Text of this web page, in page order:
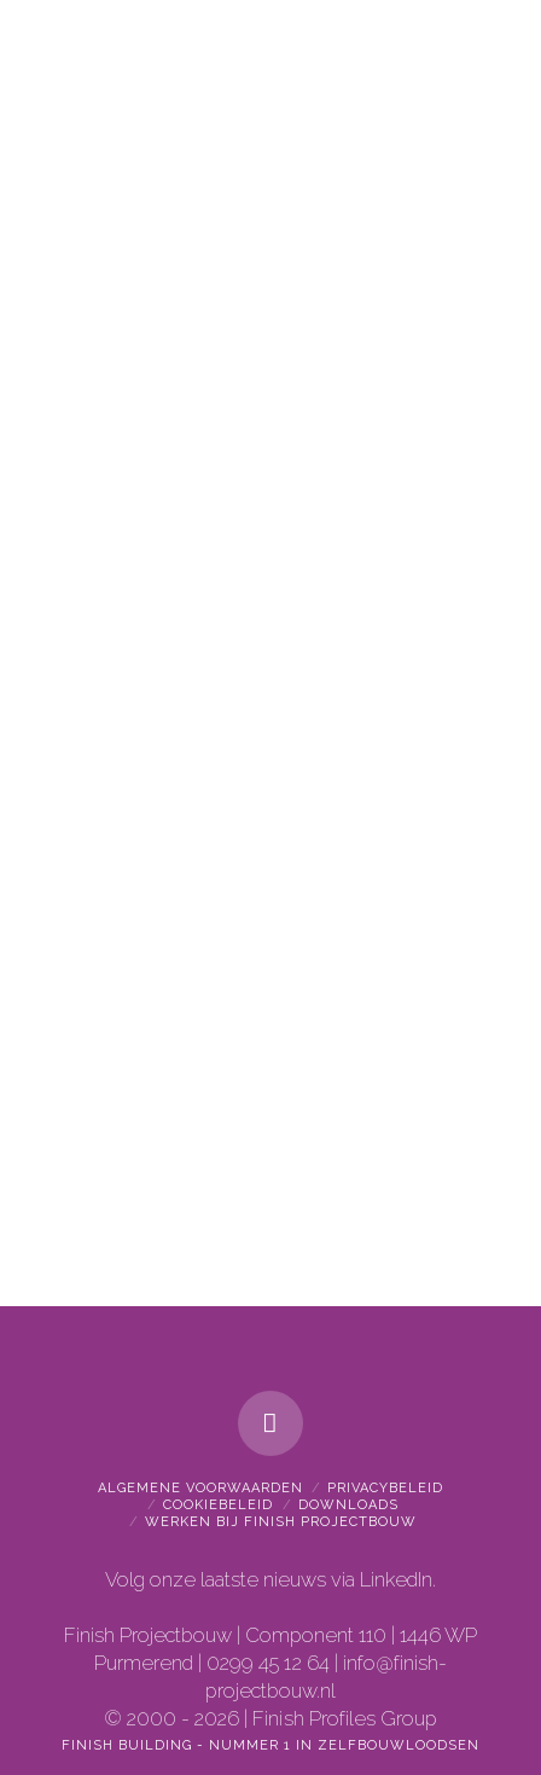
ALGEMENE VOORWAARDEN
PRIVACYBELEID
COOKIEBELEID
DOWNLOADS
WERKEN BIJ FINISH PROJECTBOUW
Volg onze laatste nieuws via LinkedIn.
Finish Projectbouw | Component 110 | 1446 WP
Purmerend | 0299 45 12 64 | info@finish-
projectbouw.nl
© 2000 - 2026 | Finish Profiles Group
FINISH BUILDING - NUMMER 1 IN ZELFBOUWLOODSEN